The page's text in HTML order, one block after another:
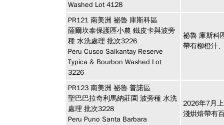
Washed Lot 4128
PR121 南美洲 祕魯 庫斯科區
薩爾坎泰保護區小農 鐵皮卡與波旁
種 水洗處理 批次3226
Peru Cusco Salkantay Reserve
Typica & Bourbon Washed Lot
3226
祕魯 庫斯科
帶有柳橙汁
PR123 南美洲 祕魯 普諾區
聖巴巴拉奇利馬納莊園 波旁種 水洗
處理 批次3228
Peru Puno Santa Barbara
2026年7月
淺烘焙帶有